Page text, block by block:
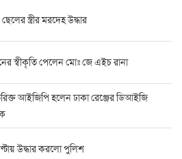
স্ত্রীর মরদেহ উদ্ধার
স্বীকৃতি পেলেন মোঃ জে এইচ রানা
আইজিপি হলেন ঢাকা রেঞ্জের ডিআইজি
উদ্ধার করলো পুলিশ